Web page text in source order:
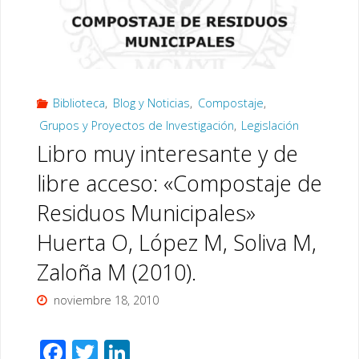
Compostaje
Agricultura
por
José
Mª
Álvarez
de
la
Biblioteca, Blog y Noticias, Compostaje,
Grupos y Proyectos de Investigación, Legislación
Libro muy interesante y de
libre acceso: «Compostaje de
Residuos Municipales»
Huerta O, López M, Soliva M,
Zaloña M (2010).
noviembre 18, 2010
F T Li